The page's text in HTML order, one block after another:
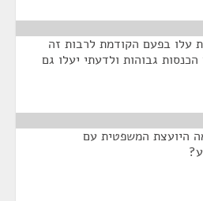
עלו בפעם הקודמת לרבות זה
גבוהות ולדעתי יעלו גם
היועצת המשפטית עם